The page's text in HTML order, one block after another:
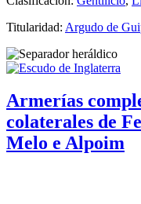
Titularidad: Argudo de
Armerías
colaterales de
Melo e Alpoim